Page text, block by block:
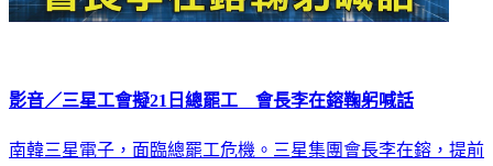
影音／三星工會擬21日總罷工 會長李在鎔鞠躬喊話
南韓三星電子，面臨總罷工危機。三星集團會長李在鎔，提前